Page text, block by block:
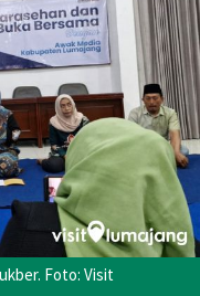
Foto: Visit